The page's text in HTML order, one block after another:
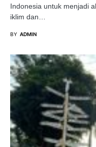
Indonesia untuk menjadi
iklim dan…
BY ADMIN